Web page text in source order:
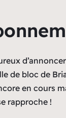
de bloc de
en cours
rapproche !